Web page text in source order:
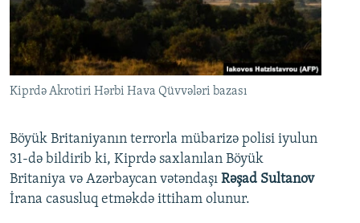
Kiprdə Akrotiri Hərbi Hava Qüvvələri bazası
Böyük Britaniyanın terrorla mübarizə polisi iyulun
31-də bildirib ki, Kiprdə saxlanılan Böyük
Britaniya və Azərbaycan vətəndaşı Rəşad Sultanov
İrana casusluq etməkdə ittiham olunur.